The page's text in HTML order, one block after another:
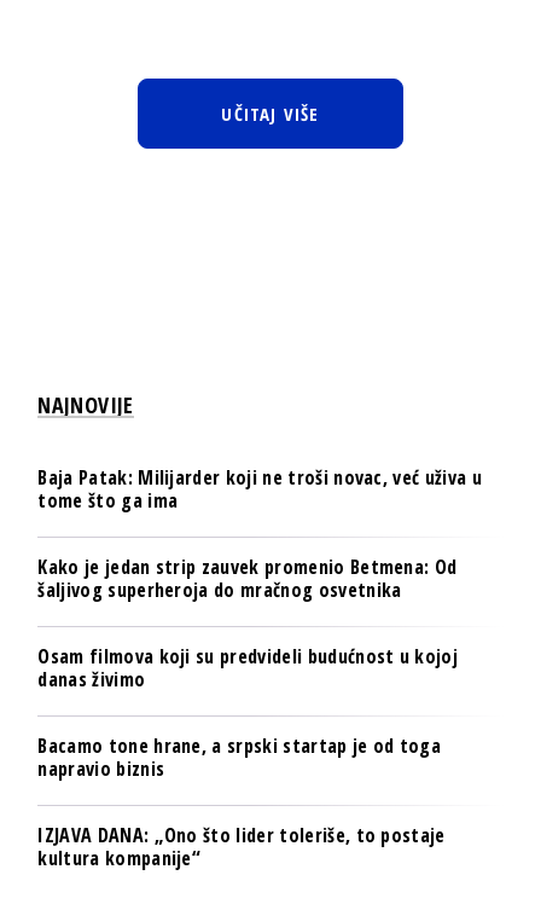
UČITAJ VIŠE
NAJNOVIJE
Baja Patak: Milijarder koji ne troši novac, već uživa u
tome što ga ima
Kako je jedan strip zauvek promenio Betmena: Od
šaljivog superheroja do mračnog osvetnika
Osam filmova koji su predvideli budućnost u kojoj
danas živimo
Bacamo tone hrane, a srpski startap je od toga
napravio biznis
IZJAVA DANA: „Ono što lider toleriše, to postaje
kultura kompanije“